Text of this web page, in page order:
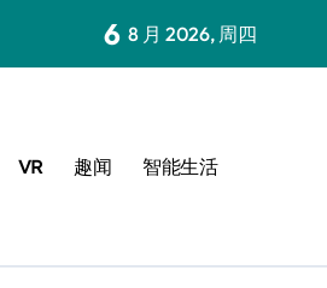
6 8 月 2026, 周四
VR 趣闻 智能生活